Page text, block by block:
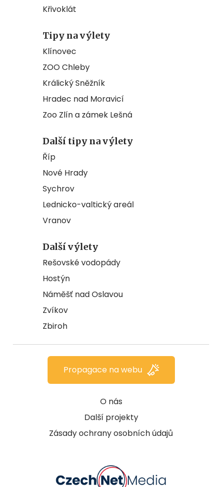
Křivoklát
Tipy na výlety
Klínovec
ZOO Chleby
Králický Sněžník
Hradec nad Moravicí
Zoo Zlín a zámek Lešná
Další tipy na výlety
Říp
Nové Hrady
Sychrov
Lednicko-valtický areál
Vranov
Další výlety
Rešovské vodopády
Hostýn
Náměšť nad Oslavou
Zvíkov
Zbiroh
O nás
Další projekty
Zásady ochrany osobních údajů
Propagace na webu